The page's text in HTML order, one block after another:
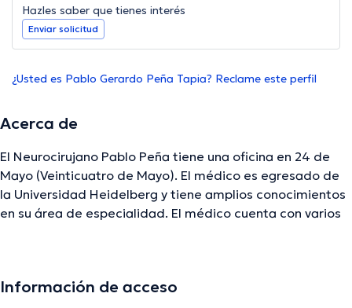
Hazles saber que tienes interés
Enviar solicitud
¿Usted es Pablo Gerardo Peña Tapia? Reclame este perfil
Acerca de
El Neurocirujano Pablo Peña tiene una oficina en 24 de
Mayo (Veinticuatro de Mayo). El médico es egresado de
la Universidad Heidelberg y tiene amplios conocimientos
en su área de especialidad. El médico cuenta con varios
Neurocirugía, Sociedad Ecuatoriana De Neurocirugía.
Información de acceso